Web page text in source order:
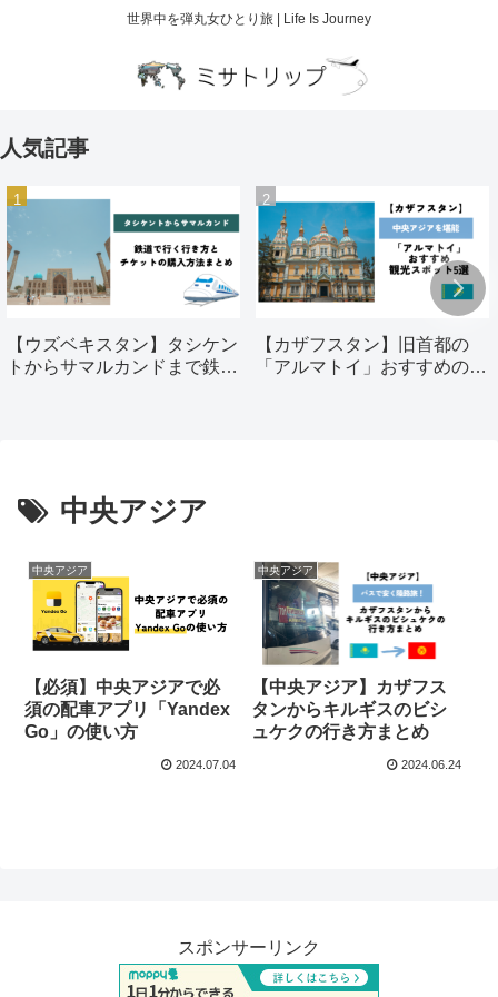
世界中を弾丸女ひとり旅 | Life Is Journey
人気記事
【ウズベキスタン】タシケン
トからサマルカンドまで鉄道
【カザフスタン】旧首都の
「アルマトイ」おすすめの観
中央アジア
中央アジア
【必須】中央アジアで必
須の配車アプリ「Yandex
Go」の使い方
2024.07.04
中央アジア
【中央アジア】カザフス
タンからキルギスのビシ
ュケクの行き方まとめ
2024.06.24
スポンサーリンク